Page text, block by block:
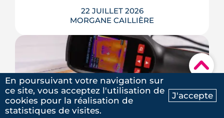
Ma recherche Contactez-nous
▾
22 JUILLET 2026
MORGANE CAILLIÈRE
Écoles, base de loisirs, transports,
projets urbains et prix au m2 : le guide
complet pour s'installer à Tournefeuille,
En poursuivant votre navigation sur
ce site, vous acceptez l'utilisation de
cookies pour la réalisation de
statistiques de visites.
J'accepte